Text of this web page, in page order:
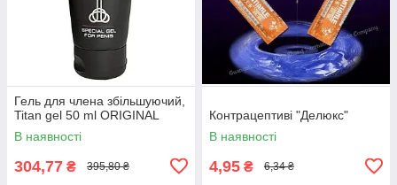
Гель для члена збільшуючий,
Titan gel 50 ml ORIGINAL
В наявності
304,77 ₴ 395,80 ₴
Контрацептиві "Делюкс"
В наявності
4,95 ₴ 6,34 ₴